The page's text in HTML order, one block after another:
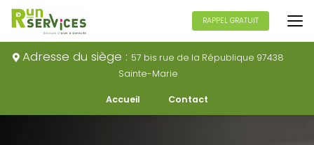
Aller
au
principal
Adresse du siège : 57 bis rue de la République 97438
Sainte-Marie
Accueil Contact
RAPPEL GRATUIT